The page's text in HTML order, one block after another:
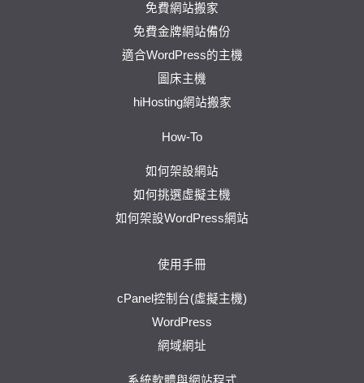
免費網站搬家
免費金牌網站備份
適合WordPress的主機
圖床主機
hiHosting網站搬家
How-To
如何架設網站
如何挑選虛擬主機
如何架設WordPress網站
使用手冊
cPanel控制台(虛擬主機)
WordPress
網域網址